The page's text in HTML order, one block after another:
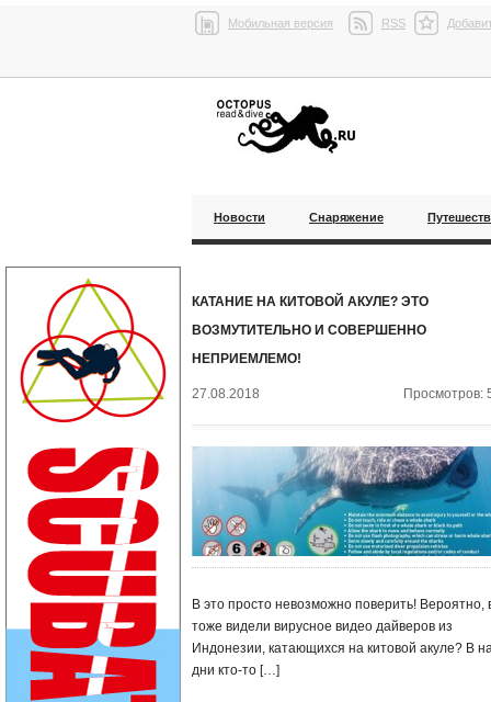
Мобильная версия RSS
Новости Снаряжение
КАТАНИЕ НА КИТОВОЙ АКУЛЕ? ЭТО
ВОЗМУТИТЕЛЬНО И СОВЕРШЕННО
НЕПРИЕМЛЕМО!
27.08.2018 Просмотров:
В это просто невозможно поверить! Вероятно,
тоже видели вирусное видео дайверов из
Индонезии, катающихся на китовой акуле? В
дни кто-то […]